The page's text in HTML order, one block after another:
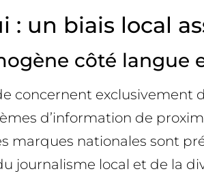
: un biais local
côté langue
concernent
d’information de
marques nationales sont
journalisme local et de la